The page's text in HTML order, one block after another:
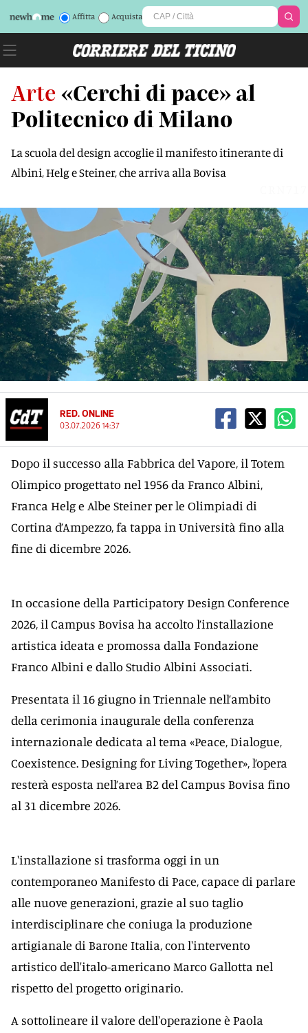
Affitta Acquista
Arte «Cerchi di pace» al
Politecnico di Milano
La scuola del design accoglie il manifesto itinerante di
Albini, Helg e Steiner, che arriva alla Bovisa
RED. ONLINE
03.07.2026 14:37
Dopo il successo alla Fabbrica del Vapore, il Totem
Olimpico progettato nel 1956 da Franco Albini,
Franca Helg e Albe Steiner per le Olimpiadi di
Cortina d’Ampezzo, fa tappa in Università fino alla
fine di dicembre 2026.
In occasione della Participatory Design Conference
2026, il Campus Bovisa ha accolto l’installazione
artistica ideata e promossa dalla Fondazione
Franco Albini e dallo Studio Albini Associati.
Presentata il 16 giugno in Triennale nell’ambito
della cerimonia inaugurale della conferenza
internazionale dedicata al tema «Peace, Dialogue,
Coexistence. Designing for Living Together», l’opera
resterà esposta nell’area B2 del Campus Bovisa fino
al 31 dicembre 2026.
L'installazione si trasforma oggi in un
contemporaneo Manifesto di Pace, capace di parlare
alle nuove generazioni, grazie al suo taglio
interdisciplinare che coniuga la produzione
artigianale di Barone Italia, con l'intervento
artistico dell'italo-americano Marco Gallotta nel
rispetto del progetto originario.
A sottolineare il valore dell'operazione è Paola